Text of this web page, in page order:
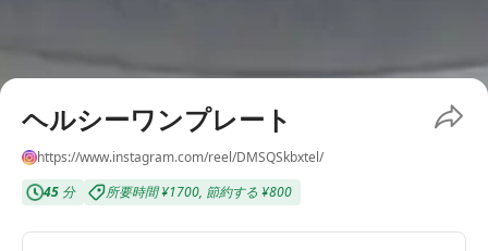
ヘルシーワンプレート
https://www.instagram.com/reel/DMSQSkbxtel/
45分 所要時間¥1700, 節約する ¥800